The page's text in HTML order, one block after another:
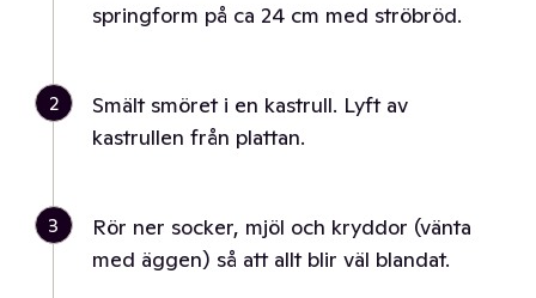
springform på ca 24 cm med ströbröd.
2
Smält smöret i en kastrull. Lyft av
kastrullen från plattan.
3
Rör ner socker, mjöl och kryddor (vänta
med äggen) så att allt blir väl blandat.